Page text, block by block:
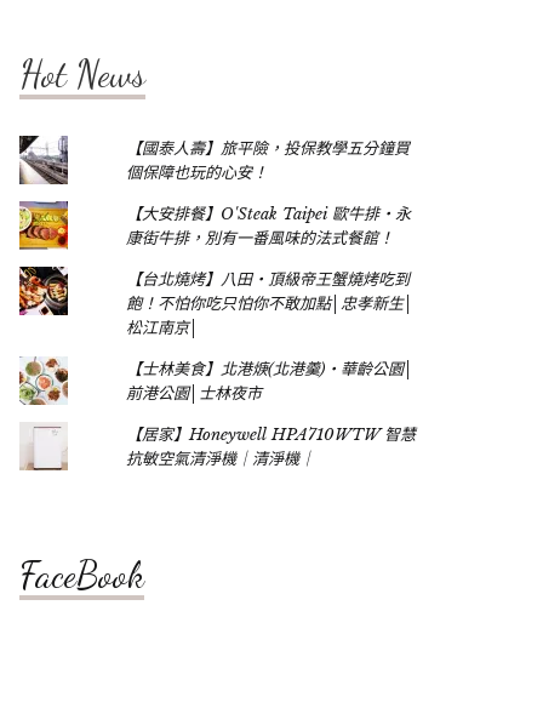
Hot News
【國泰人壽】旅平險，投保教學五分鐘買
個保障也玩的心安！
【大安排餐】O'Steak Taipei 歐牛排‧永
康街牛排，別有一番風味的法式餐館！
【台北燒烤】八田‧頂級帝王蟹燒烤吃到
飽！不怕你吃只怕你不敢加點│忠孝新生│
松江南京│
【士林美食】北港焿(北港羹)‧華齡公園│
前港公園│士林夜市
【居家】Honeywell HPA710WTW 智慧
抗敏空氣清淨機｜清淨機｜
FaceBook